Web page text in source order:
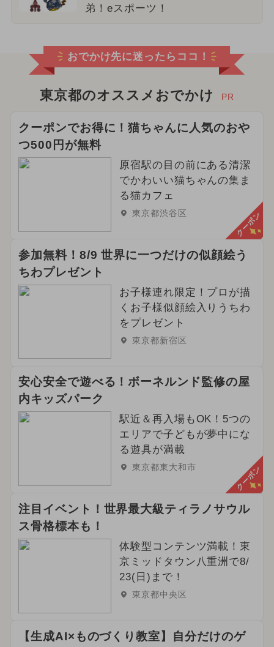
弟！eスポーツ！
おでかけ先に迷ったらココ！
東京都のオススメおでかけ PR
クーポンでお得に！猫ちゃんに人気のおや
つ500円が無料
原宿駅の目の前にある清潔
でかわいい猫ちゃんの集ま
る猫カフェ
東京都渋谷区 クーポン
参加無料！8/9 世界に一つだけの似顔絵う
ちわプレゼント
お子様連れ限定！プロが描
くお子様似顔絵入りうちわ
をプレゼント
東京都新宿区
安心安全で遊べる！ボーネルンド監修の屋
内キッズパーク
駅近＆再入場もOK！5つの
エリアで子どもが夢中にな
る遊具が満載
東京都東大和市 クーポン
注目イベント！世界最大級ティラノサウル
ス骨格標本も！
体験型コンテンツ満載！東
京ミッドタウン八重洲で8/
23(日)まで！
東京都中央区
【生成AI×ものづくり教室】自分だけのゲ